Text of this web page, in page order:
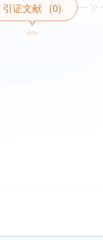
引证文献 (0)